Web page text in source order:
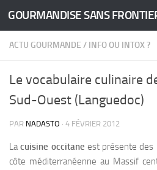
Skip to content
GOURMANDISE SANS
ACTU GOURMANDE / INFO OU INTOX ?
Le vocabulaire culinaire
Sud-Ouest (Languedoc)
PAR NADASTO · 4 FÉVRIER 2012
Lacuisine occitane est présente des
côte méditerranéenne au Massif